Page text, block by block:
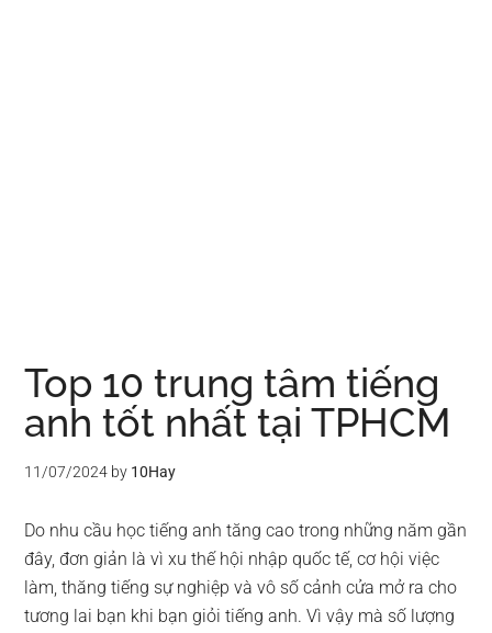
Top 10 trung tâm tiếng
anh tốt nhất tại TPHCM
11/07/2024 by 10Hay
Do nhu cầu học tiếng anh tăng cao trong những năm gần
đây, đơn giản là vì xu thế hội nhập quốc tế, cơ hội việc
làm, thăng tiếng sự nghiệp và vô số cảnh cửa mở ra cho
tương lai bạn khi bạn giỏi tiếng anh. Vì vậy mà số lượng